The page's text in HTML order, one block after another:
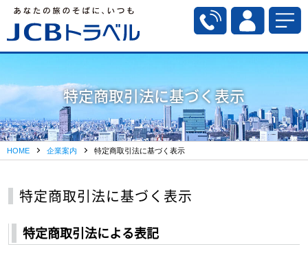
特定商取引法に基づく表示
HOME 企業案内 特定商取引法に基づく表示
特定商取引法に基づく表示
特定商取引法による表記